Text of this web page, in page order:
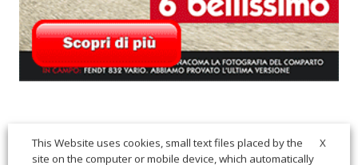
X
This Website uses cookies, small text files placed by the
site on the computer or mobile device, which automatically